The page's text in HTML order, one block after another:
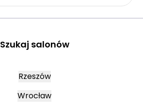
Szukaj salonów
Rzeszów
Wrocław